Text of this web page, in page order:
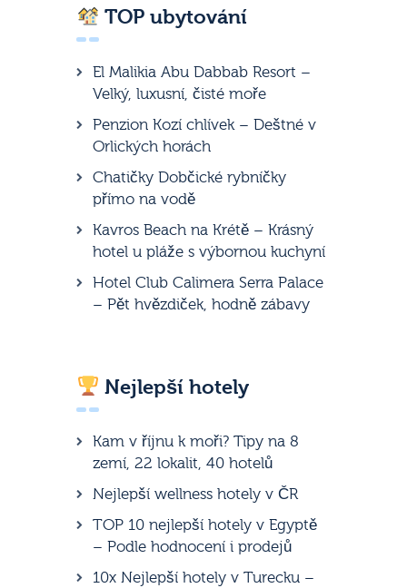
TOP ubytování
El Malikia Abu Dabbab Resort –
Velký, luxusní, čisté moře
Penzion Kozí chlívek – Deštné v
Orlických horách
Chatičky Dobčické rybníčky
přímo na vodě
Kavros Beach na Krétě – Krásný
hotel u pláže s výbornou kuchyní
Hotel Club Calimera Serra Palace
– Pět hvězdiček, hodně zábavy
Nejlepší hotely
Kam v říjnu k moři? Tipy na 8
zemí, 22 lokalit, 40 hotelů
Nejlepší wellness hotely v ČR
TOP 10 nejlepší hotely v Egyptě
– Podle hodnocení i prodejů
10x Nejlepší hotely v Turecku –